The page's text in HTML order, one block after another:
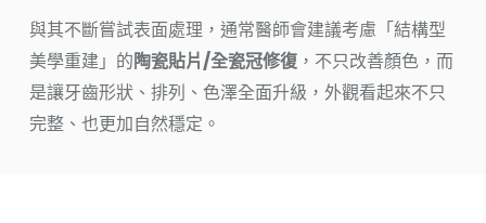
與其不斷嘗試表面處理，通常醫師會建議考慮「結構型
美學重建」的陶瓷貼片/全瓷冠修復，不只改善顏色，而
是讓牙齒形狀、排列、色澤全面升級，外觀看起來不只
完整、也更加自然穩定。